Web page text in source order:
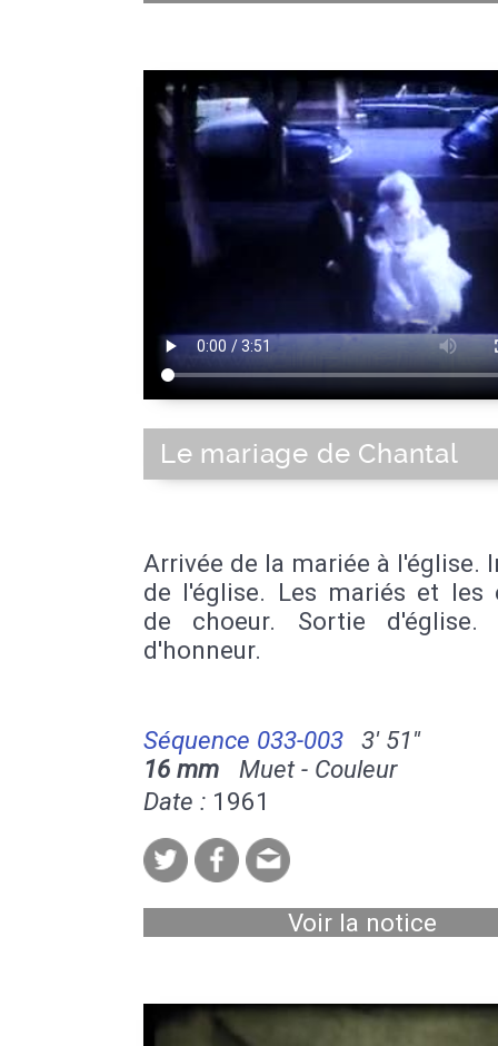
Le mariage de Chantal
Arrivée de la mariée à l'église.
de l'église. Les mariés et les
de choeur. Sortie
d'honneur.
Séquence 033-003
3' 51''
16 mm Muet - Couleur
Date : 1961
Voir la notice